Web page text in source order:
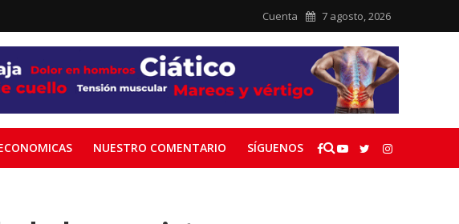
Cuenta 7 agosto, 2026
NUESTRO COMENTARIO SÍGUENOS